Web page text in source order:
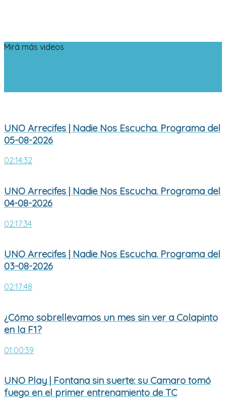
Mirá más videos
UNO Arrecifes | Nadie Nos Escucha. Programa del
05-08-2026
02:14:32
UNO Arrecifes | Nadie Nos Escucha. Programa del
04-08-2026
02:17:34
UNO Arrecifes | Nadie Nos Escucha. Programa del
03-08-2026
02:17:48
¿Cómo sobrellevamos un mes sin ver a Colapinto
en la F1?
01:00:39
UNO Play | Fontana sin suerte: su Camaro tomó
fuego en el primer entrenamiento de TC